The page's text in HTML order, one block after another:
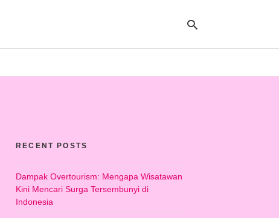
RECENT POSTS
Dampak Overtourism: Mengapa Wisatawan
Kini Mencari Surga Tersembunyi di
Indonesia